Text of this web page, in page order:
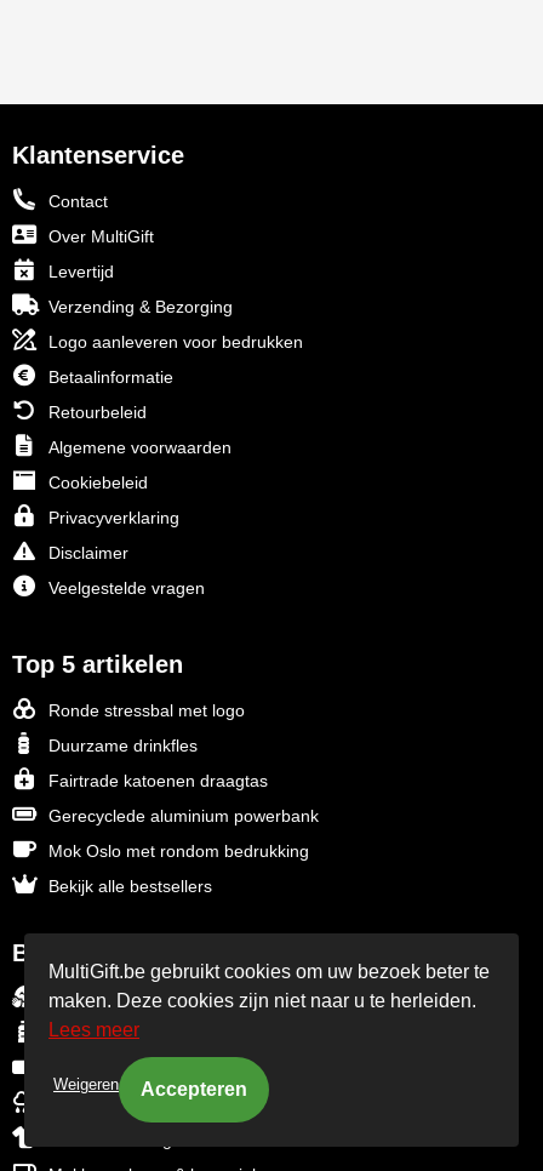
Klantenservice
Contact
Over MultiGift
Levertijd
Verzending & Bezorging
Logo aanleveren voor bedrukken
Betaalinformatie
Retourbeleid
Algemene voorwaarden
Cookiebeleid
Privacyverklaring
Disclaimer
Veelgestelde vragen
Top 5 artikelen
Ronde stressbal met logo
Duurzame drinkfles
Fairtrade katoenen draagtas
Gerecyclede aluminium powerbank
Mok Oslo met rondom bedrukking
Bekijk alle bestsellers
Best bezocht
Antistress artikelen
Bidons & waterflessen
Gadgets, computers & USB
Goedkope regenponcho's
MultiGift.be gebruikt cookies om uw bezoek beter te
maken. Deze cookies zijn niet naar u te herleiden.
Lees meer
Weigeren